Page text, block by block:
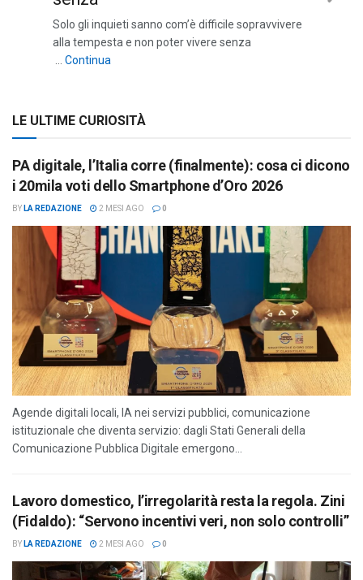
Solo gli inquieti sanno com’è difficile sopravvivere
alla tempesta e non poter vivere senza
… Continua
LE ULTIME CURIOSITÀ
PA digitale, l’Italia corre (finalmente): cosa ci dicono
i 20mila voti dello Smartphone d’Oro 2026
BY LA REDAZIONE 2 MESI AGO 0
Agende digitali locali, IA nei servizi pubblici, comunicazione
istituzionale che diventa servizio: dagli Stati Generali della
Comunicazione Pubblica Digitale emergono...
Lavoro domestico, l’irregolarità resta la regola. Zini
(Fidaldo): “Servono incentivi veri, non solo controlli”
BY LA REDAZIONE 2 MESI AGO 0